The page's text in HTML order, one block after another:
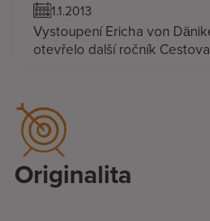
1.1.2013
Vystoupení Ericha von
otevřelo další ročník
Originalita